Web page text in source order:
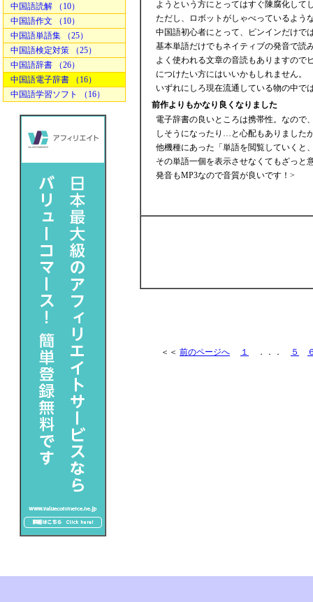
中国語読解 （10）
中国語作文 （10）
中国語単語集 （25）
中国語検定対策 （25）
中国語辞書 （26）
中国語電子辞書 （16）
中国語学習ソフト （16）
ようという方にとってはすぐ陳腐化し
ただし、ロボットがしゃべっているよう
中国語初心者にとって、ピンインだけで
基本単語だけでもネイティブの発音で読
よく使われる文章の音読もありますので
につけたい方にはいいかもしれません
いずれにしろ現在流通している物の中で
前作よりもかなり良くなりました
電子辞書の良いところは携帯性。なので
しそうになったり…と心配もありました
他機種にあった「単語を閲覧していくと
その単語一個を表示させなくてもざっと
発音もMP3なので音質が良いです！>
＜＜ 前のページへ １ ．．． ５